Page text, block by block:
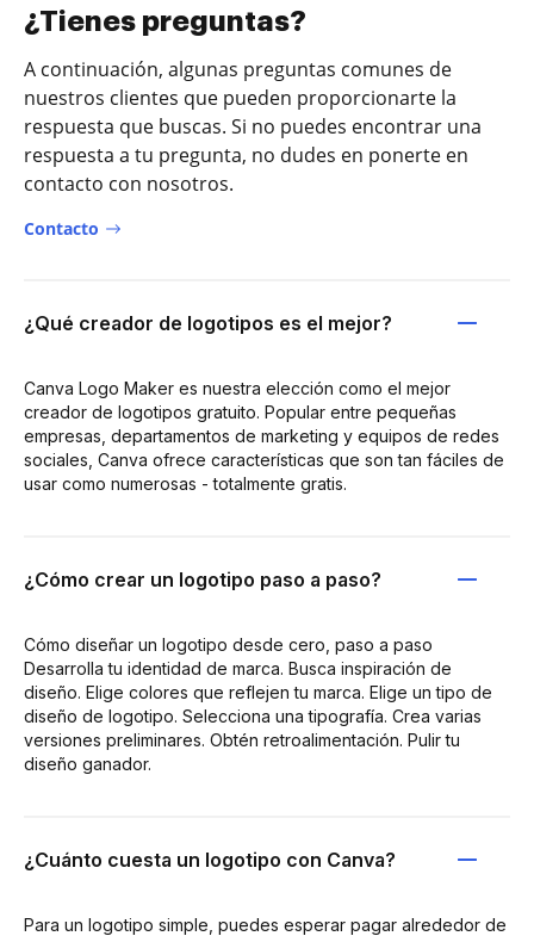
¿Tienes preguntas?
A continuación, algunas preguntas comunes de
nuestros clientes que pueden proporcionarte la
respuesta que buscas. Si no puedes encontrar una
respuesta a tu pregunta, no dudes en ponerte en
contacto con nosotros.
Contacto
¿Qué creador de logotipos es el mejor?
Canva Logo Maker es nuestra elección como el mejor
creador de logotipos gratuito. Popular entre pequeñas
empresas, departamentos de marketing y equipos de redes
sociales, Canva ofrece características que son tan fáciles de
usar como numerosas - totalmente gratis.
¿Cómo crear un logotipo paso a paso?
Cómo diseñar un logotipo desde cero, paso a paso
Desarrolla tu identidad de marca. Busca inspiración de
diseño. Elige colores que reflejen tu marca. Elige un tipo de
diseño de logotipo. Selecciona una tipografía. Crea varias
versiones preliminares. Obtén retroalimentación. Pulir tu
diseño ganador.
¿Cuánto cuesta un logotipo con Canva?
Para un logotipo simple, puedes esperar pagar alrededor de